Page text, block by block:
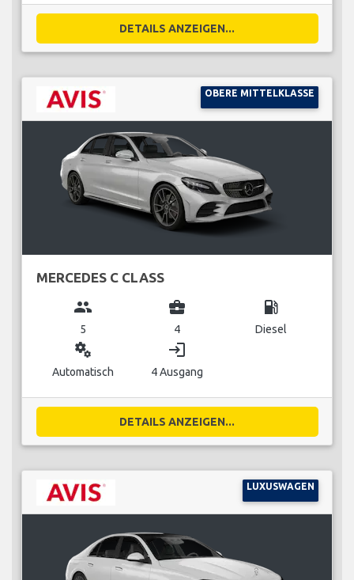
DETAILS ANZEIGEN...
OBERE MITTELKLASSE
MERCEDES C CLASS
group
5
business_center
4
local_gas_station
Diesel
miscellaneous_services
Automatisch
login
4 Ausgang
DETAILS ANZEIGEN...
LUXUSWAGEN